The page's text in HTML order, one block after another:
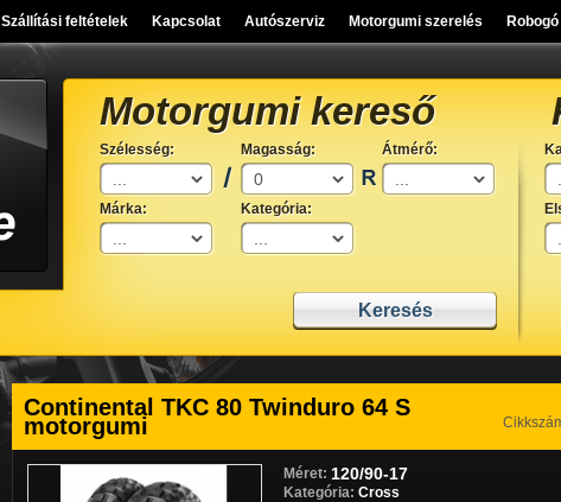
Szállítási feltételek Kapcsolat Autószerviz Motorgumi szerelés
Motorgumi kereső
Szélesség: Magasság: Átmérő:
Márka: Kategória:
Continental TKC 80 Twinduro 64 S
motorgumi
Méret: 120/90-17
Kategória: Cross